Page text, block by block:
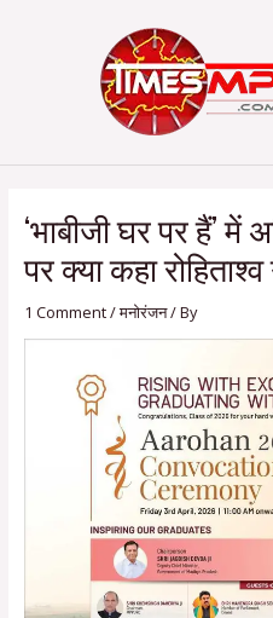
‘भाबीजी घर पर हैं’ में
पर क्या कहा
1 Comment/मनोरंजन/ By
navigation